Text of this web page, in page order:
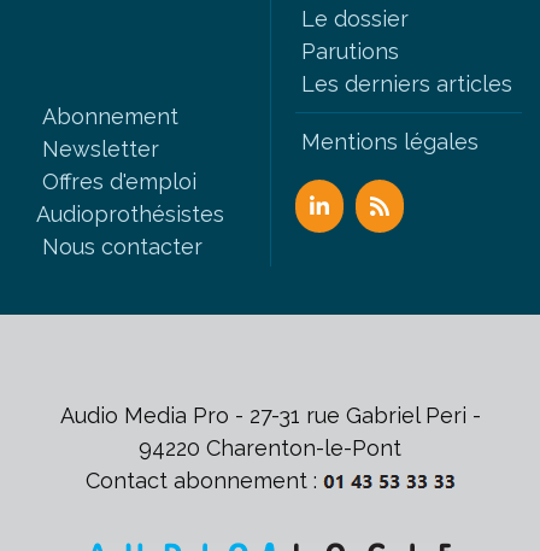
Le dossier
Parutions
Les derniers articles
Abonnement
Newsletter
Offres d'emploi
Audioprothésistes
Nous contacter
Mentions légales
Audio Media Pro - 27-31 rue Gabriel Peri -
94220 Charenton-le-Pont
Contact abonnement :